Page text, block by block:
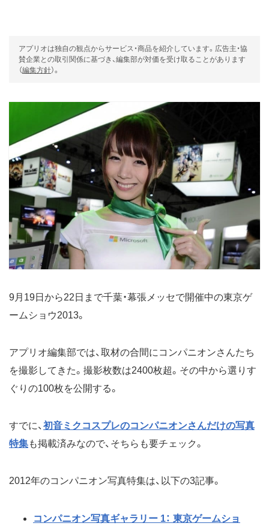
アプリオは独自の観点からサービス・商品を紹介しています。広告主・協
賛企業との取引関係に基づき、編集部が対価を受け取ることがあります
（編集方針）。
9月19日から22日まで千葉・幕張メッセで開催中の東京ゲ
ームショウ2013。
アプリオ編集部では、取材の合間にコンパニオンさんたち
を撮影してきた。撮影枚数は2400枚超。その中から選りす
ぐりの100枚を公開する。
すでに、 初音ミクコスプレのコンパニオンさんだけの写真
特集も掲載済みなので、そちらも要チェック。
2012年のコンパニオン写真特集は、以下の3記事。
コンパニオン写真ギャラリー 1： 東京ゲームショ